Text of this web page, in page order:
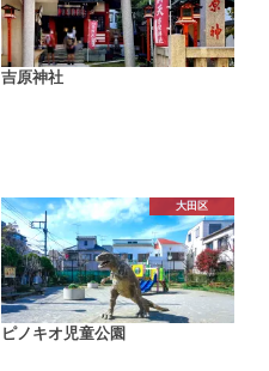
吉原神社
大田区
ピノキオ児童公園